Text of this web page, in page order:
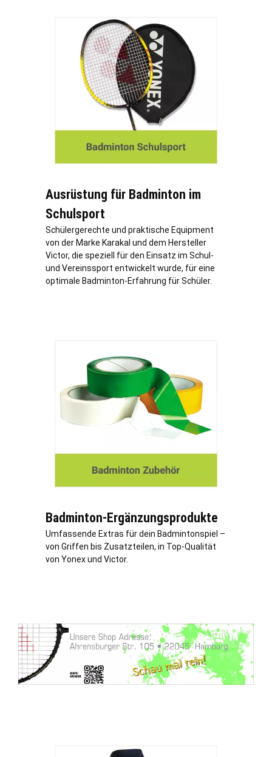
Ausrüstung für Badminton im
Schulsport
Schülergerechte und praktische Equipment
von der Marke Karakal und dem Hersteller
Victor, die speziell für den Einsatz im Schul-
und Vereinssport entwickelt wurde, für eine
optimale Badminton-Erfahrung für Schüler.
Badminton-Ergänzungsprodukte
Umfassende Extras für dein Badmintonspiel –
von Griffen bis Zusatzteilen, in Top-Qualität
von Yonex und Victor.